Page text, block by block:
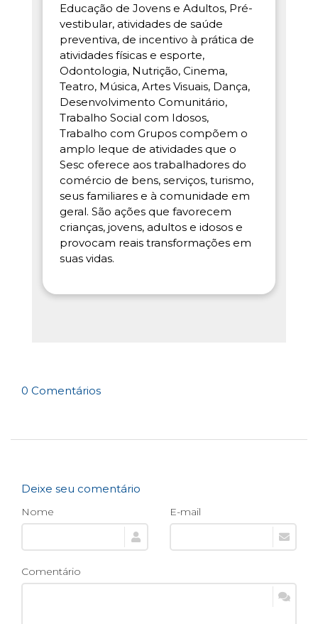
Educação de Jovens e Adultos, Pré-
vestibular, atividades de saúde
preventiva, de incentivo à prática de
atividades físicas e esporte,
Odontologia, Nutrição, Cinema,
Teatro, Música, Artes Visuais, Dança,
Desenvolvimento Comunitário,
Trabalho Social com Idosos,
Trabalho com Grupos compõem o
amplo leque de atividades que o
Sesc oferece aos trabalhadores do
comércio de bens, serviços, turismo,
seus familiares e à comunidade em
geral. São ações que favorecem
crianças, jovens, adultos e idosos e
provocam reais transformações em
suas vidas.
0 Comentários
Deixe seu comentário
Nome E-mail
Comentário